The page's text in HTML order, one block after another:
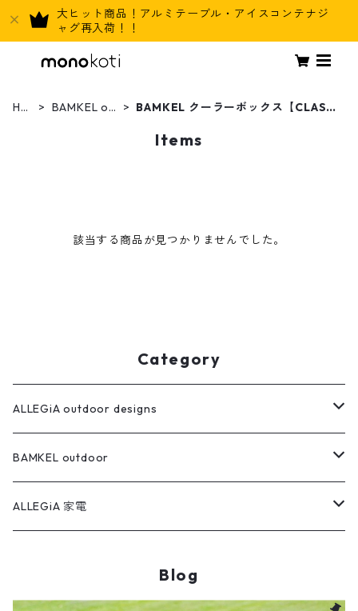
大ヒット商品！アルミテーブル・アイスコンテナジ
ャグ再入荷！！
HO
BAMKEL out
BAMKEL クーラーボックス【CLASSI
Items
該当する商品が見つかりませんでした。
Category
ALLEGiA outdoor designs
クーラーボックス
アウトドアファン
1.8L
マルチグリドル
BAMKEL outdoor
BAMKEL 【ブラック】数量限定カラー
MODERN 15QT
BAMKEL クーラーボックス【COMPACTシリーズ】
ALLEGiA 家電
ハンディファン
Blog